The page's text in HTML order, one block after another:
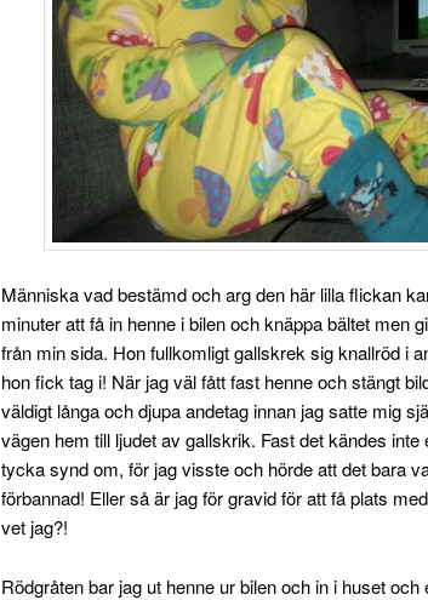
Människa vad bestämd och arg den här lilla flickan
minuter att få in henne i bilen och knäppa bältet men
från min sida. Hon fullkomligt gallskrek sig knallröd i
hon fick tag i! När jag väl fått fast henne och stängt
väldigt långa och djupa andetag innan jag satte mig
vägen hem till ljudet av gallskrik. Fast det kändes
tycka synd om, för jag visste och hörde att det bara
förbannad! Eller så är jag för gravid för att få plats
vet jag?!
Rödgråten bar jag ut henne ur bilen och in i huset